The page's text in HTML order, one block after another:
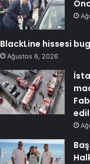
BlackLine hissesi
Ağustos 6, 2026